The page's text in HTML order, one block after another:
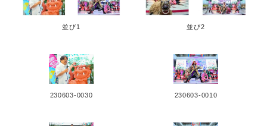
並び1 並び2
230603-0030 230603-0010